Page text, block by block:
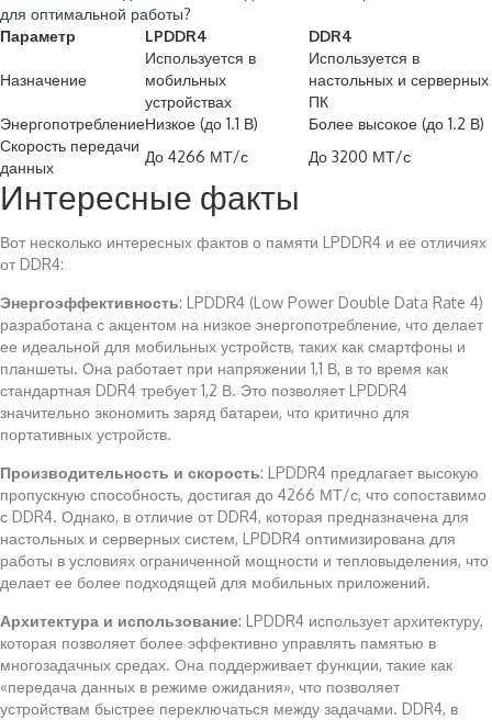
для оптимальной работы?
Параметр
LPDDR4 DDR4
Назначение
Используется в
мобильных
устройствах
Используется в
настольных и серверных
ПК
ЭнергопотреблениеНизкое (до 1.1 В)
Более высокое (до 1.2 В)
Скорость передачи
данных
До 4266 МТ/с До 3200 МТ/с
Интересные факты
Вот несколько интересных фактов о памяти LPDDR4 и ее отличиях
от DDR4:
Энергоэффективность: LPDDR4 (Low Power Double Data Rate 4)
разработана с акцентом на низкое энергопотребление, что делает
ее идеальной для мобильных устройств, таких как смартфоны и
планшеты. Она работает при напряжении 1,1 В, в то время как
стандартная DDR4 требует 1,2 В. Это позволяет LPDDR4
значительно экономить заряд батареи, что критично для
портативных устройств.
Производительность и скорость: LPDDR4 предлагает высокую
пропускную способность, достигая до 4266 МТ/с, что сопоставимо
с DDR4. Однако, в отличие от DDR4, которая предназначена для
настольных и серверных систем, LPDDR4 оптимизирована для
работы в условиях ограниченной мощности и тепловыделения, что
делает ее более подходящей для мобильных приложений.
Архитектура и использование: LPDDR4 использует архитектуру,
которая позволяет более эффективно управлять памятью в
многозадачных средах. Она поддерживает функции, такие как
«передача данных в режиме ожидания», что позволяет
устройствам быстрее переключаться между задачами. DDR4, в